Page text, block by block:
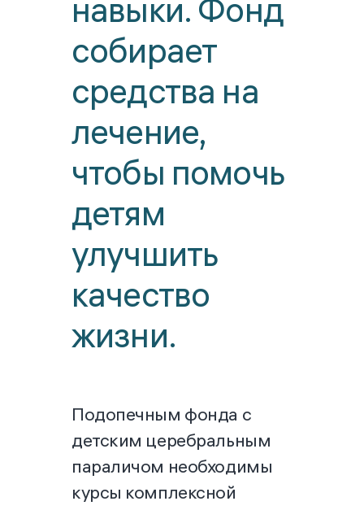
навыки. Фонд
собирает
средства на
лечение,
чтобы помочь
детям
улучшить
качество
жизни.
Подопечным фонда с
детским церебральным
параличом необходимы
курсы комплексной